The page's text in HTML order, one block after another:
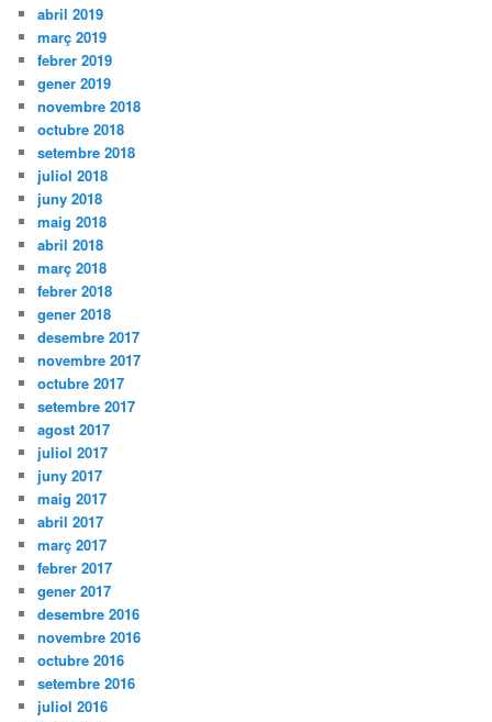
abril 2019
març 2019
febrer 2019
gener 2019
novembre 2018
octubre 2018
setembre 2018
juliol 2018
juny 2018
maig 2018
abril 2018
març 2018
febrer 2018
gener 2018
desembre 2017
novembre 2017
octubre 2017
setembre 2017
agost 2017
juliol 2017
juny 2017
maig 2017
abril 2017
març 2017
febrer 2017
gener 2017
desembre 2016
novembre 2016
octubre 2016
setembre 2016
juliol 2016